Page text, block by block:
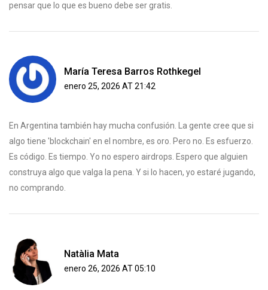
pensar que lo que es bueno debe ser gratis.
María Teresa Barros Rothkegel
enero 25, 2026 AT 21:42
En Argentina también hay mucha confusión. La gente cree que si
algo tiene 'blockchain' en el nombre, es oro. Pero no. Es esfuerzo.
Es código. Es tiempo. Yo no espero airdrops. Espero que alguien
construya algo que valga la pena. Y si lo hacen, yo estaré jugando,
no comprando.
Natàlia Mata
enero 26, 2026 AT 05:10